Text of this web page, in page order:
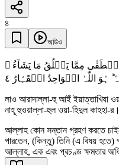
৪
অডিও
لَّاصۡطَفٰی مِمَّا یَخۡلُقُ مَا یَشَآءُ
ہُوَ اللّٰہُ الۡوَاحِدُ الۡقَہَّارُ ٤
লাও আরাদাল্লা-হু আইঁ ইয়াত্তাখিযা
নাহূ হুওয়াল্লা-হুল ওয়া-হিদুল কাহহা-র।
আল্লাহ কোন সন্তান গ্রহণ করতে
পারতেন, (কিন্তু) তিনি (এ বিষয়
আল্লাহ, এক এবং প্রচণ্ড ক্ষমতার